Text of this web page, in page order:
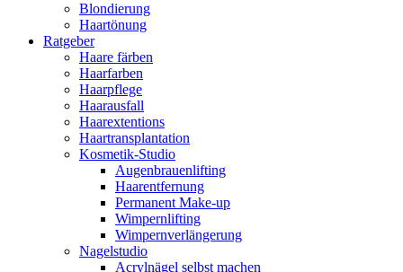
Blondierung
Haartönung
Ratgeber
Haare färben
Haarfarben
Haarpflege
Haarausfall
Haarextentions
Haartransplantation
Kosmetik-Studio
Augenbrauenlifting
Haarentfernung
Permanent Make-up
Wimpernlifting
Wimpernverlängerung
Nagelstudio
Acrylnägel selbst machen